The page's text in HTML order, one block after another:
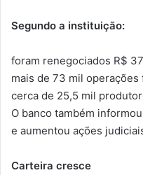
Segundo a instituição:
foram renegociados R$
mais de 73 mil operações
cerca de 25,5 mil
O banco também
e aumentou ações
Carteira cresce